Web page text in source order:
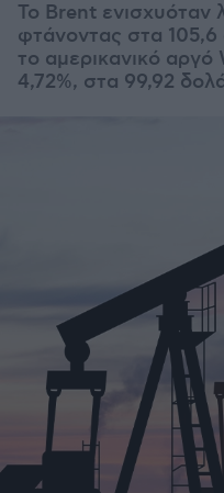
Το Brent ενισχυόταν
φτάνοντας στα 105,6
το αμερικανικό
4,72%, στα 99,92